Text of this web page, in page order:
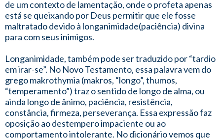
de um contexto de lamentação, onde o profeta apenas
está se queixando por Deus permitir que ele fosse
maltratado devido à longanimidade(paciência) divina
para com seus inimigos.
Longanimidade, também pode ser traduzido por “tardio
em irar-se”. No Novo Testamento, essa palavra vem do
grego makrothymia (makros, “longo”, thumos,
“temperamento”) traz o sentido de longo de alma, ou
ainda longo de ânimo, paciência, resistência,
constância, firmeza, perseverança. Essa expressão faz
oposição ao destempero impaciente ou ao
comportamento intolerante. No dicionário vemos que